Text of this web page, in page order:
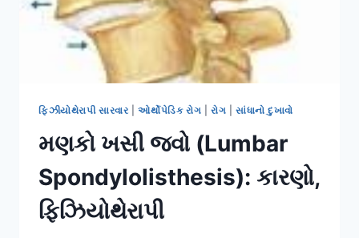
ફિઝીયોથેરાપી સારવાર |ઓર્થોપેડિક રોગ રોગ સાંધાનો દુખાવો
મણકો ખસી જવો (Lumbar
Spondylolisthesis): કારણો,
ફિઝિયોથેરાપી